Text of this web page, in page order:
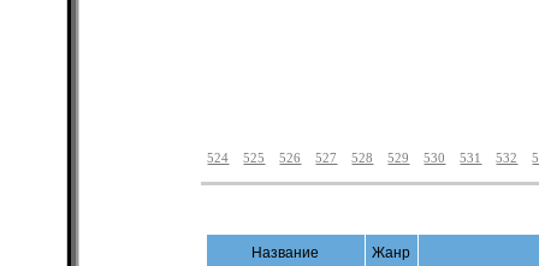
524 525 526 527 528 529 530 531 532
Название Жанр